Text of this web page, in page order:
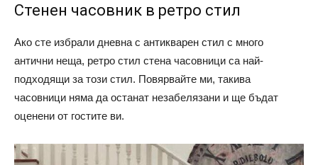
Стенен часовник в ретро стил
Ако сте избрали дневна с антикварен стил с много
антични неща, ретро стил стена часовници са най-
подходящи за този стил. Повярвайте ми, такива
часовници няма да останат незабелязани и ще бъдат
оценени от гостите ви.